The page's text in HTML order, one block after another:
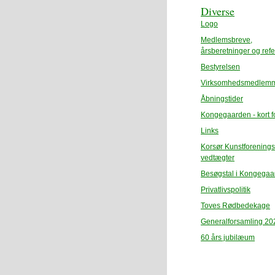
Diverse
Logo
Medlemsbreve,
årsberetninger og
Bestyrelsen
Åbningstider
Kongegaarden - kort
Links
Korsør Kunstforenings
vedtægter
Besøgstal i
Privatlivspolitik
Toves Rødbedekage
Generalforsamling
60 års jubilæum